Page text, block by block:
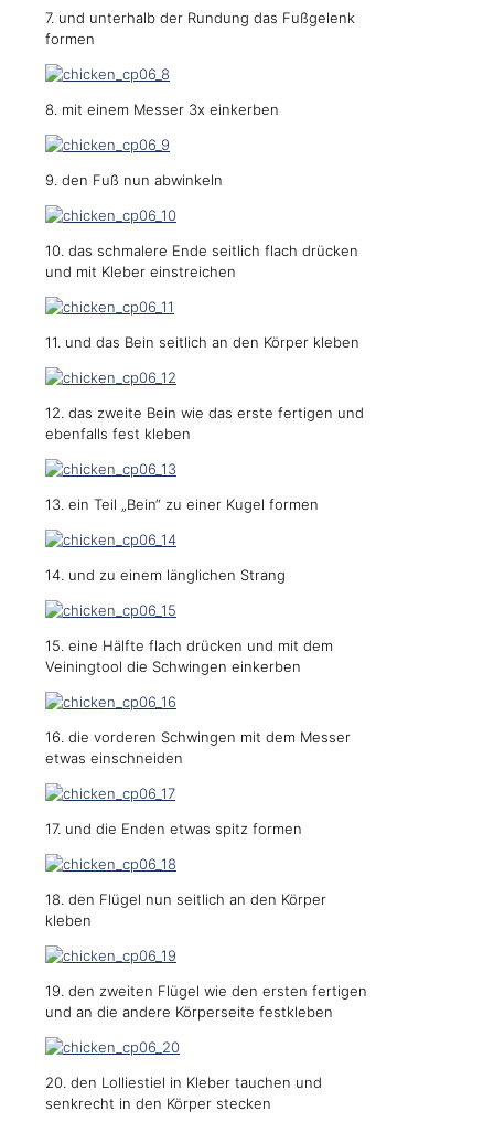
7. und unterhalb der Rundung das Fußgelenk
formen
8. mit einem Messer 3x einkerben
9. den Fuß nun abwinkeln
10. das schmalere Ende seitlich flach drücken
und mit Kleber einstreichen
11. und das Bein seitlich an den Körper kleben
12. das zweite Bein wie das erste fertigen und
ebenfalls fest kleben
13. ein Teil „Bein“ zu einer Kugel formen
14. und zu einem länglichen Strang
15. eine Hälfte flach drücken und mit dem
Veiningtool die Schwingen einkerben
16. die vorderen Schwingen mit dem Messer
etwas einschneiden
17. und die Enden etwas spitz formen
18. den Flügel nun seitlich an den Körper
kleben
19. den zweiten Flügel wie den ersten fertigen
und an die andere Körperseite festkleben
20. den Lolliestiel in Kleber tauchen und
senkrecht in den Körper stecken